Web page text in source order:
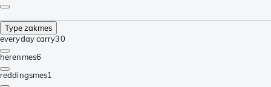
Type zakmes
everyday carry30
herenmes6
reddingsmes1